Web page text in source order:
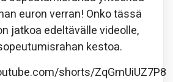
euron verran! Onko tässä
jatkoa edeltävälle videolle,
kestoa.
shorts/ZqGmUiUZ7P8